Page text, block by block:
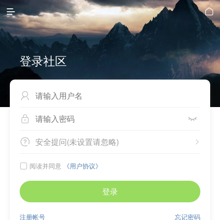
 
登录社区

 
 
安全提问(未设置请忽略)
 阅读并同意 《用户协议》
登录
忘记密码
注册帐号